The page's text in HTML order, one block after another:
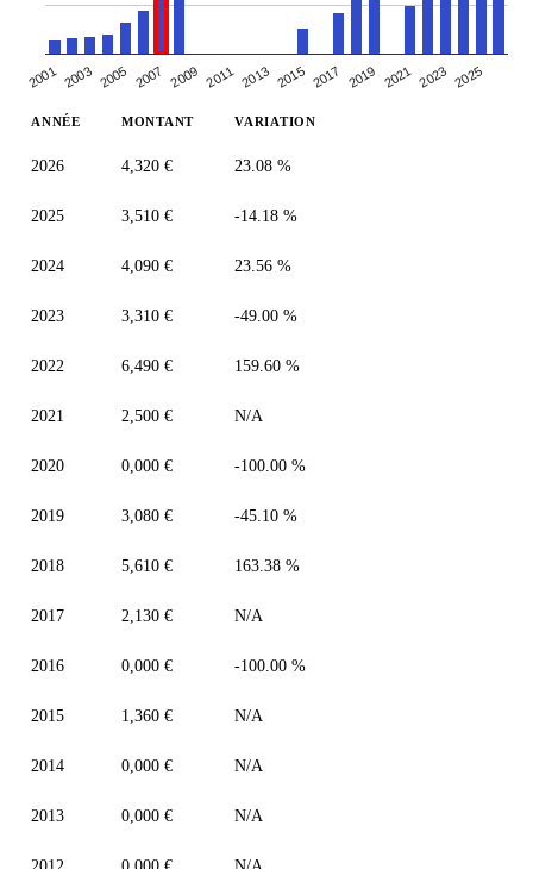
2001 2003 2005 2007 2009 2011 2013 2015 2017 2019 2021 2023 2025
ANNÉE MONTANT VARIATION
2026 4,320 € 23.08 %
2025 3,510 € -14.18 %
2024 4,090 € 23.56 %
2023 3,310 € -49.00 %
2022 6,490 € 159.60 %
2021 2,500 € N/A
2020 0,000 € -100.00 %
2019 3,080 € -45.10 %
2018 5,610 € 163.38 %
2017 2,130 € N/A
2016 0,000 € -100.00 %
2015 1,360 € N/A
2014 0,000 € N/A
2013 0,000 € N/A